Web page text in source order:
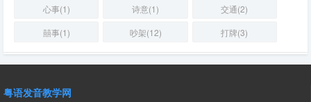
心事(1)
诗意(1)
交通(2)
囍事(1)
吵架(12) 打牌(3)
粤语发音教学网